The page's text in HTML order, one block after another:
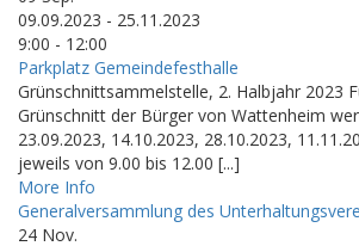
09.09.2023 - 25.11.2023
9:00 - 12:00
Parkplatz Gemeindefesthalle
Grünschnittsammelstelle, 2. Halbjahr 2023
Grünschnitt der Bürger von Wattenheim
23.09.2023, 14.10.2023, 28.10.2023,
jeweils von 9.00 bis 12.00 [...]
More Info
Generalversammlung des
24 Nov.